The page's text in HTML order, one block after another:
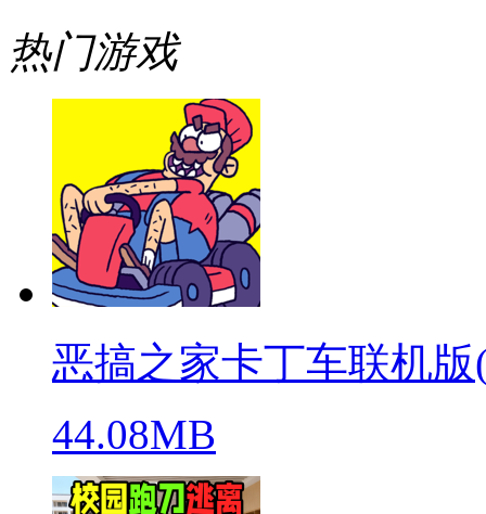
热门游戏
恶搞之家卡丁车联机版
44.08MB